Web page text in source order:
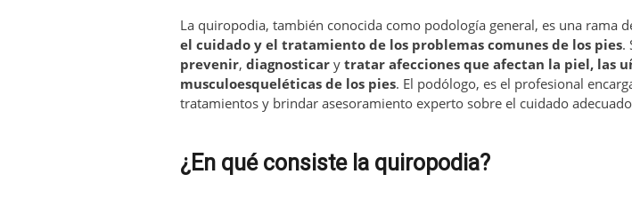
La quiropodia, también conocida como podología general, es una rama
el cuidado y el tratamiento de los problemas comunes de los pies.
prevenir, diagnosticar y tratar afecciones que afectan la piel, las
musculoesqueléticas de los pies. El podólogo, es el profesional
tratamientos y brindar asesoramiento experto sobre el cuidado
¿En qué consiste la quiropodia?